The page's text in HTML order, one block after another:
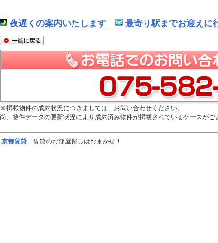
夜遅くの案内いたします 最寄り駅までお迎えに
※掲載物件の成約状況につきましては、お問い合わせください。
尚、物件データの更新状況により成約済み物件が掲載されているケースが
京都賃貸 賃貸のお部屋探しはおまかせ！